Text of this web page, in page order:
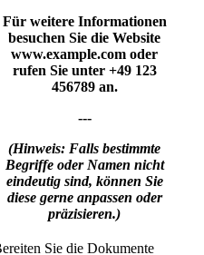
Für weitere Informationen
besuchen Sie die Website
www.example.com oder
rufen Sie unter +49 123
456789an.
---
(Hinweis: Falls bestimmte
Begriffe oder Namen nicht
eindeutig sind, können Sie
diese gerne anpassen oder
präzisieren.)
Sie die Dokumente